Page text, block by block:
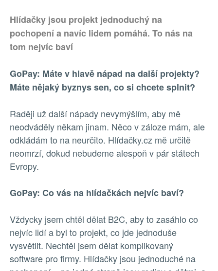
Hlídačky jsou projekt jednoduchý na
pochopení a navíc lidem pomáhá. To nás na
tom nejvíc baví
GoPay: Máte v hlavě nápad na další projekty?
Máte nějaký byznys sen, co si chcete splnit?
Raději už další nápady nevymýšlím, aby mě
neodváděly někam jinam. Něco v záloze mám, ale
odkládám to na neurčito. Hlídačky.cz mě určitě
neomrzí, dokud nebudeme alespoň v pár státech
Evropy.
GoPay: Co vás na hlídačkách nejvíc baví?
Vždycky jsem chtěl dělat B2C, aby to zasáhlo co
nejvíc lidí a byl to projekt, co jde jednoduše
vysvětlit. Nechtěl jsem dělat komplikovaný
software pro firmy. Hlídačky jsou jednoduché na